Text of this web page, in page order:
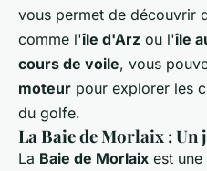
vous permet de découvrir
comme l'île d'Arz ou l'île
cours de voile, vous
moteur pour explorer les
du golfe.
La Baie de Morlaix : Un
La Baie de Morlaix est une